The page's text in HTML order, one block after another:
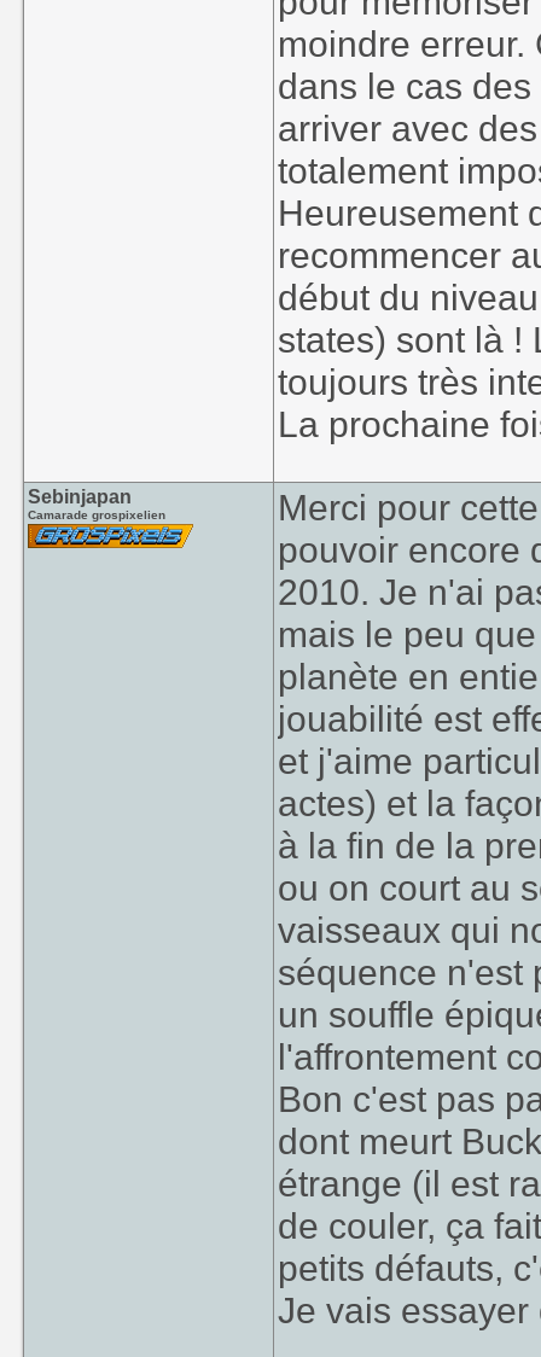
moindre erreur.
dans le cas
arriver avec
totalement
Heureusement
recommencer
début du
states) sont là !
toujours très
La prochaine
Sebinjapan
Camarade grospixelien
Merci pour
pouvoir encore
2010. Je n'ai
mais le peu
planète en
jouabilité est
et j'aime
actes) et la
à la fin de la
ou on court au
vaisseaux qui
séquence n'est
un souffle
l'affrontement
Bon c'est pas
dont meurt
étrange (il est
de couler, ça
petits défauts,
Je vais